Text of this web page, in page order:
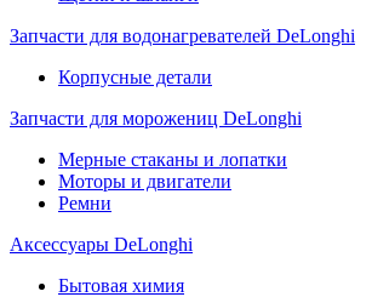
Запчасти для водонагревателей DeLonghi
Корпусные детали
Запчасти для морожениц DeLonghi
Мерные стаканы и лопатки
Моторы и двигатели
Ремни
Аксессуары DeLonghi
Бытовая химия